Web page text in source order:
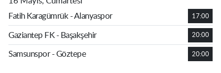
Fatih Karagümrük - Alanyaspor
17:00
Gaziantep FK - Başakşehir 20:00
Samsunspor - Göztepe 20:00